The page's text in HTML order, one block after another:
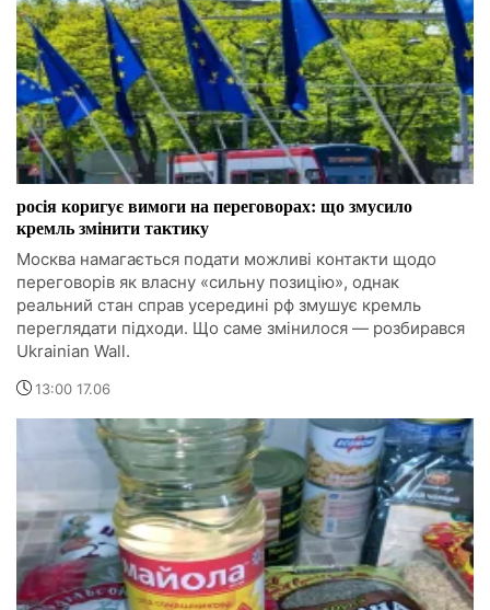
росія коригує вимоги на переговорах: що змусило
кремль змінити тактику
Москва намагається подати можливі контакти щодо
переговорів як власну «сильну позицію», однак
реальний стан справ усередині рф змушує кремль
переглядати підходи. Що саме змінилося — розбирався
Ukrainian Wall.
13:00 17.06